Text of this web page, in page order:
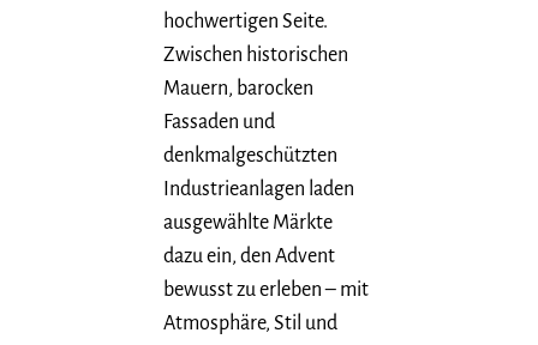
hochwertigen Seite.
Zwischen historischen
Mauern, barocken
Fassaden und
denkmalgeschützten
Industrieanlagen laden
ausgewählte Märkte
dazu ein, den Advent
bewusst zu erleben – mit
Atmosphäre, Stil und